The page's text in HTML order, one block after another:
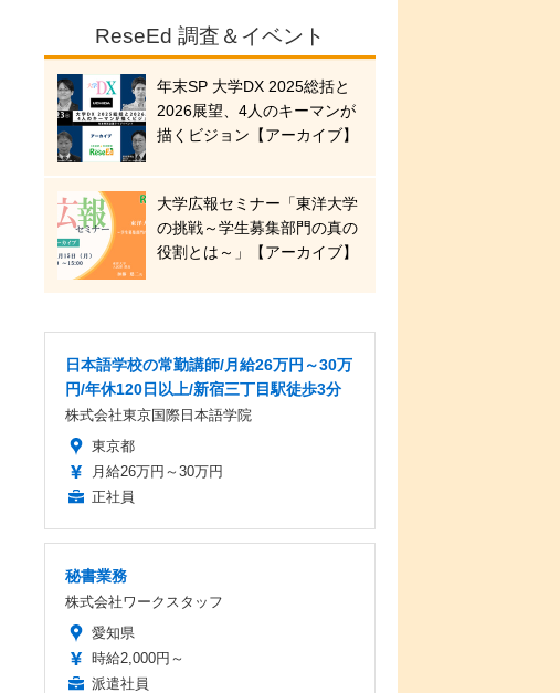
ReseEd 調査＆イベント
年末SP 大学DX 2025総括と
2026展望、4人のキーマンが
描くビジョン【アーカイブ】
大学広報セミナー「東洋大学
の挑戦～学生募集部門の真の
役割とは～」【アーカイブ】
日本語学校の常勤講師/月給26万円～30万
円/年休120日以上/新宿三丁目駅徒歩3分
株式会社東京国際日本語学院
東京都
月給26万円～30万円
正社員
秘書業務
株式会社ワークスタッフ
愛知県
時給2,000円～
派遣社員